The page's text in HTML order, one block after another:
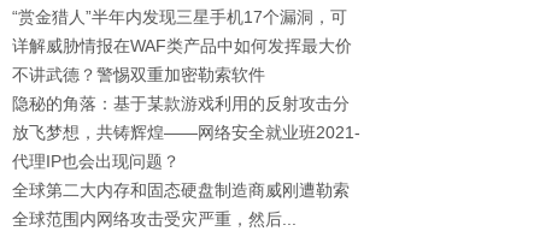
“赏金猎人”半年内发现三星手机17个漏洞，可
被用于间谍监听
详解威胁情报在WAF类产品中如何发挥最大价
值？
不讲武德？警惕双重加密勒索软件
隐秘的角落：基于某款游戏利用的反射攻击分
析
放飞梦想，共铸辉煌——网络安全就业班2021-
6月班正式开班
代理IP也会出现问题？
全球第二大内存和固态硬盘制造商威刚遭勒索
攻击
全球范围内网络攻击受灾严重，然后...